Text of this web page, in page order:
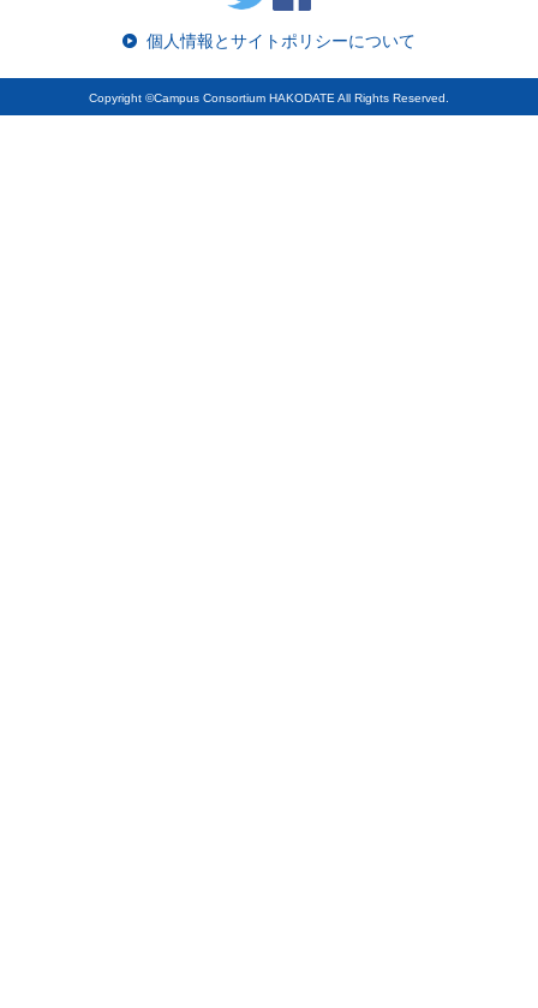
個人情報とサイトポリシーについて
Copyright ©Campus Consortium HAKODATE All Rights Reserved.